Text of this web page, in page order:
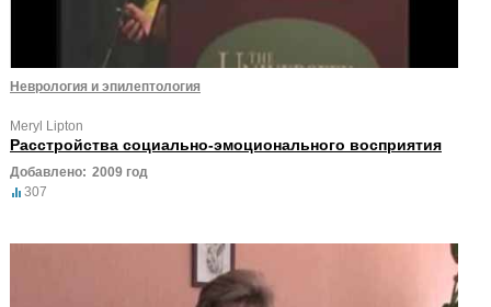
Неврология и эпилептология
Meryl Lipton
Расстройства социально-эмоционального восприятия
Добавлено: 2009 год
307